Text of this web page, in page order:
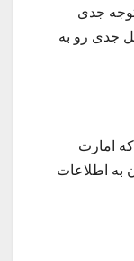
جدی
جدی رو به
امارت
به اطلاعات